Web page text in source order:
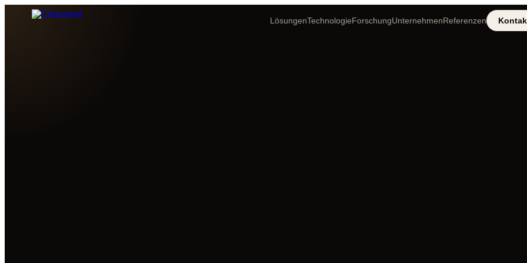
LösungenTechnologieForschungUnternehmenReferenzen